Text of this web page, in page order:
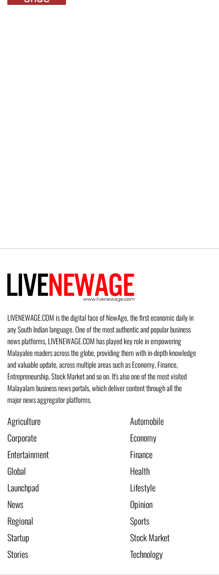
LIVENEWAGE.COM is the digital face of NewAge, the first economic daily in
any South Indian language. One of the most authentic and popular business
news platforms, LIVENEWAGE.COM has played key role in empowering
Malayalee readers across the globe, providing them with in-depth knowledge
and valuable update, across multiple areas such as Economy, Finance,
Entrepreneurship, Stock Market and so on. It's also one of the most visited
Malayalam business news portals, which deliver content through all the
major news aggregator platforms.
Agriculture
Automobile
Corporate
Economy
Entertainment
Finance
Global
Health
Launchpad
Lifestyle
News
Opinion
Regional
Sports
Startup
Stock Market
Stories
Technology